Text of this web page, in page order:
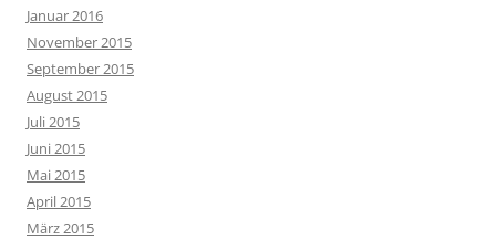
Januar 2016
November 2015
September 2015
August 2015
Juli 2015
Juni 2015
Mai 2015
April 2015
März 2015